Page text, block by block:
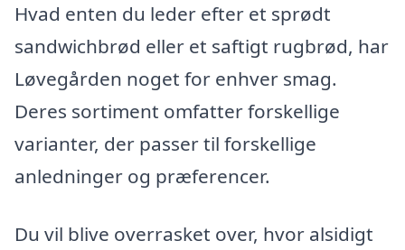
Hvad enten du leder efter et sprødt
sandwichbrød eller et saftigt rugbrød, har
Løvegården noget for enhver smag.
Deres sortiment omfatter forskellige
varianter, der passer til forskellige
anledninger og præferencer.
Du vil blive overrasket over, hvor alsidigt